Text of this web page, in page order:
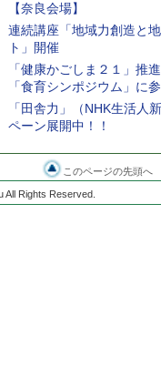
【奈良会場】
連続講座「地域力創造と
ト」開催
「健康かごしま２１」推
「食育シンポジウム」に
「田舎力」（NHK生活人
ペーン展開中！！
このページの先頭へ
All Rights Reserved.